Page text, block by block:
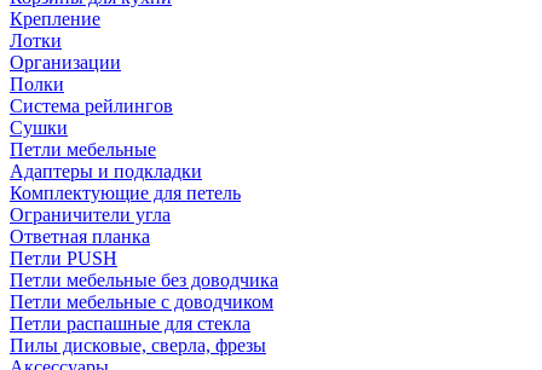
Крепление
Лотки
Организации
Полки
Система рейлингов
Сушки
Петли мебельные
Адаптеры и подкладки
Комплектующие для петель
Ограничители угла
Ответная планка
Петли PUSH
Петли мебельные без доводчика
Петли мебельные с доводчиком
Петли распашные для стекла
Пилы дисковые, сверла, фрезы